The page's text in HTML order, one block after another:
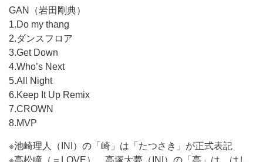
GAN（岩田剛典）
1.Do my thang
2.ダンスフロア
3.Get Down
4.Who’s Next
5.All Night
6.Keep It Up Remix
7.CROWN
8.MVP
※池崎理人（INI）の「崎」は「たつさき」が正式表記
※高松瞳（＝LOVE）、高塚大夢（INI）の「高」は、はし